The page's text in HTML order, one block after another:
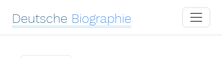
Deutsche Biographie